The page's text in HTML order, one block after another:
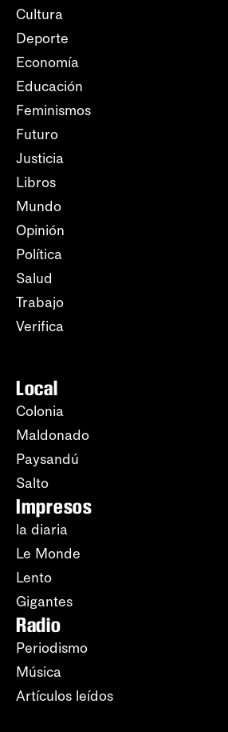
Cultura
Deporte
Economía
Educación
Feminismos
Futuro
Justicia
Libros
Mundo
Opinión
Política
Salud
Trabajo
Verifica
Local
Colonia
Maldonado
Paysandú
Salto
Impresos
la diaria
Le Monde
Lento
Gigantes
Radio
Periodismo
Música
Artículos leídos